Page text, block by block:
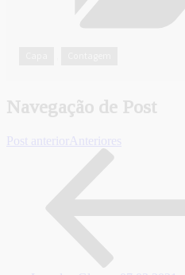
Navegação de Post
Post anterior Anteriores